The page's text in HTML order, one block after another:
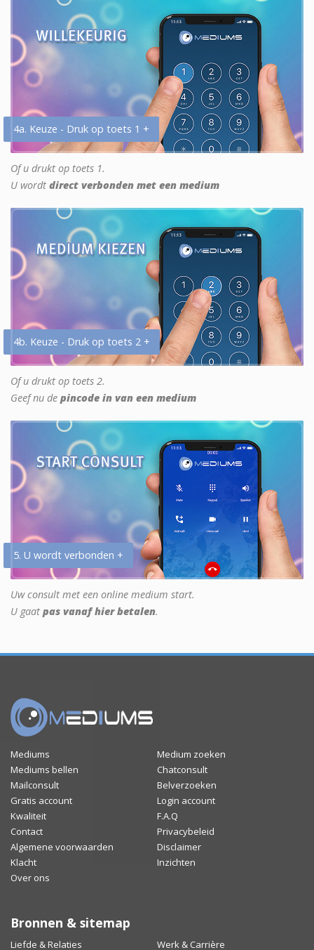
4a. Keuze - Druk op toets 1 +
Of u drukt op toets 1.
U wordt direct verbonden met een medium
4b. Keuze - Druk op toets 2 +
Of u drukt op toets 2.
Geef nu de pincode in van een medium
5. U wordt verbonden +
Uw consult met een online medium start.
U gaat pas vanaf hier betalen.
Mediums
Medium zoeken
Mediums bellen
Chatconsult
Mailconsult
Belverzoeken
Gratis account
Login account
Kwaliteit
F.A.Q
Contact
Privacybeleid
Algemene voorwaarden
Disclaimer
Klacht
Inzichten
Over ons
Bronnen & sitemap
Liefde & Relaties Werk & Carrière